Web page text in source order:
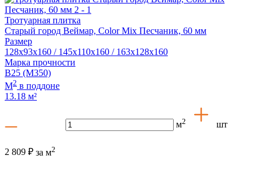
Тротуарная плитка
Старый город Веймар, Color Mix Песчаник, 60 мм
Размер
128x93x160 / 145x110x160 / 163x128x160
Марка прочности
В25 (М350)
М2 в поддоне
13.18 м²
м2 шт
2 809 ₽ за м2